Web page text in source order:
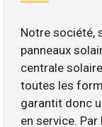
Notre société,
panneaux
centrale
toutes les
garantit donc
en service.